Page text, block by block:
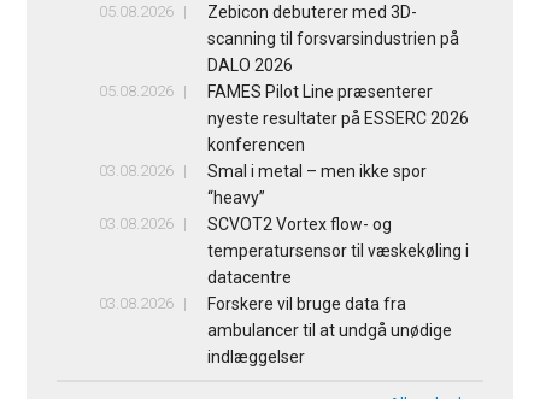
05.08.2026
Zebicon debuterer med 3D-
scanning til forsvarsindustrien på
DALO 2026
05.08.2026
FAMES Pilot Line præsenterer
nyeste resultater på ESSERC 2026
konferencen
03.08.2026
Smal i metal – men ikke spor
“heavy”
03.08.2026
SCVOT2 Vortex flow- og
temperatursensor til væskekøling i
datacentre
03.08.2026
Forskere vil bruge data fra
ambulancer til at undgå unødige
indlæggelser